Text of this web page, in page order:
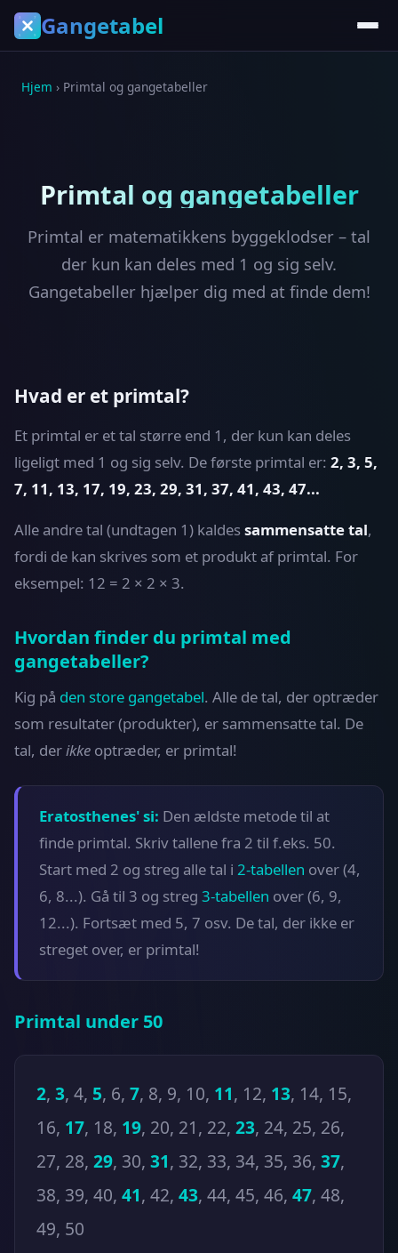
Gangetabel
Hjem › Primtal og gangetabeller
Primtal og gangetabeller
Primtal er matematikkens byggeklodser – tal
der kun kan deles med 1 og sig selv.
Gangetabeller hjælper dig med at finde dem!
Hvad er et primtal?
Et primtal er et tal større end 1, der kun kan deles
ligeligt med 1 og sig selv. De første primtal er: 2, 3, 5,
7, 11, 13, 17, 19, 23, 29, 31, 37, 41, 43, 47...
Alle andre tal (undtagen 1) kaldessammensatte tal,
fordi de kan skrives som et produkt af primtal. For
eksempel: 12 = 2 × 2 × 3.
Hvordan finder du primtal med
gangetabeller?
Kig på den store gangetabel. Alle de tal, der optræder
som resultater (produkter), er sammensatte tal. De
tal, derikke optræder, er primtal!
Eratosthenes' si: Den ældste metode til at
finde primtal. Skriv tallene fra 2 til f.eks. 50.
Start med 2 og streg alle tal i 2-tabellen over (4,
6, 8...). Gå til 3 og streg 3-tabellen over (6, 9,
12...). Fortsæt med 5, 7 osv. De tal, der ikke er
streget over, er primtal!
Primtal under 50
2, 3, 4, 5, 6, 7, 8, 9, 10, 11, 12, 13, 14, 15,
16, 17, 18, 19, 20, 21, 22, 23, 24, 25, 26,
27, 28, 29, 30, 31, 32, 33, 34, 35, 36, 37,
38, 39, 40, 41, 42, 43, 44, 45, 46, 47, 48,
49, 50